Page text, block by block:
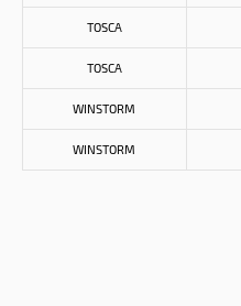
TOSCA
TOSCA
WINSTORM
WINSTORM